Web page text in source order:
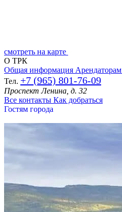
смотреть на карте
О ТРК
Общая информация Арендаторам
Тел. +7 (965) 801-76-09
Проспект Ленина, д. 32
Все контакты Как добраться
Гостям города